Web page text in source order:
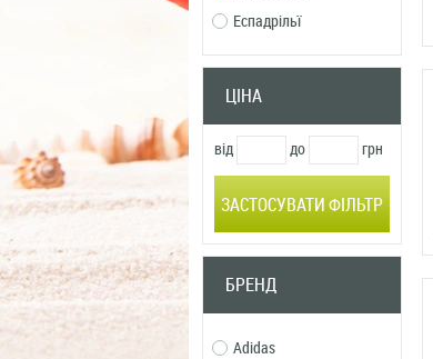
Еспадрільї
ЦІНА
від до грн
ЗАСТОСУВАТИ ФІЛЬТР
БРЕНД
Adidas